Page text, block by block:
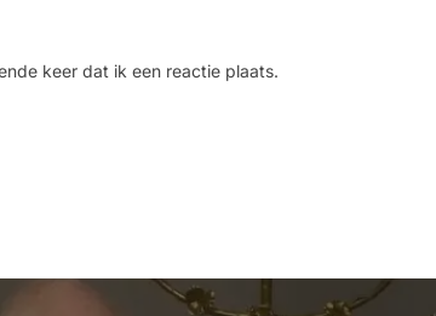
keer dat ik een reactie plaats.